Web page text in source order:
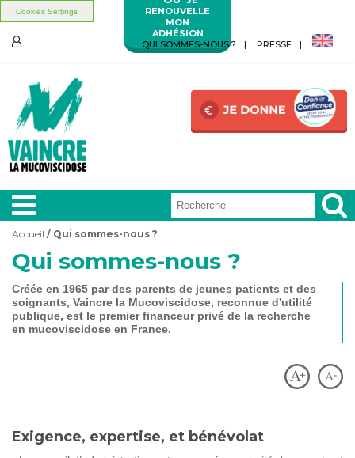
Cookies Settings
Aller au contenu principal
Aller au menu principal
RENOUVELLE
MON
ADHÉSION
QUI SOMMES-NOUS ?
PRESSE
A LA UNE
VIVRE AVEC
Vous êtes ici
Accueil / Qui sommes-nous ?
Qui sommes-nous ?
Créée en 1965 par des parents de jeunes patients et des
soignants, Vaincre la Mucoviscidose, reconnue d'utilité
publique, est le premier financeur privé de la recherche
en mucoviscidose en France.
Exigence, expertise, et bénévolat